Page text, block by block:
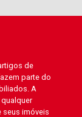
de
parte do
A
seus imóveis